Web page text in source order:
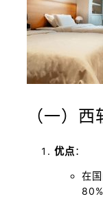
（一）
优点：
在